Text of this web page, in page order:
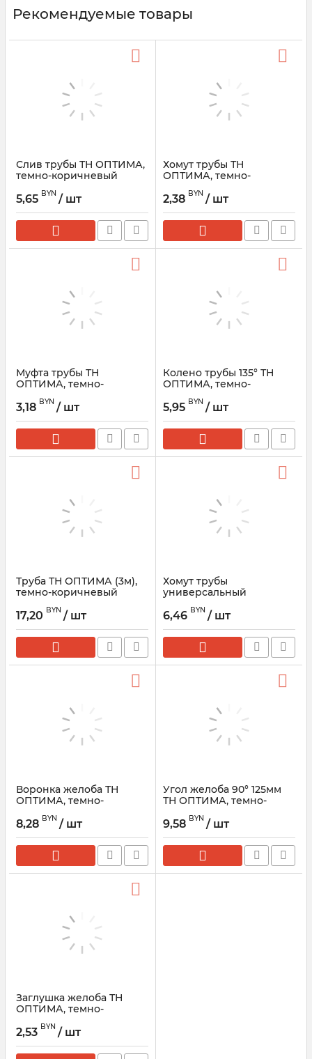
Рекомендуемые товары
Слив трубы ТН ОПТИМА,
темно-коричневый
5,65 BYN / шт
Хомут трубы ТН
ОПТИМА, темно-
2,38 BYN / шт
Муфта трубы ТН
ОПТИМА, темно-
3,18 BYN / шт
Колено трубы 135° ТН
ОПТИМА, темно-
5,95 BYN / шт
Труба ТН ОПТИМА (3м),
темно-коричневый
17,20 BYN / шт
Хомут трубы
универсальный
ОПТИМА, темно-
6,46 BYN / шт
Воронка желоба ТН
ОПТИМА, темно-
8,28 BYN / шт
Угол желоба 90° 125мм
ТН ОПТИМА, темно-
9,58 BYN / шт
Заглушка желоба ТН
ОПТИМА, темно-
2,53 BYN / шт